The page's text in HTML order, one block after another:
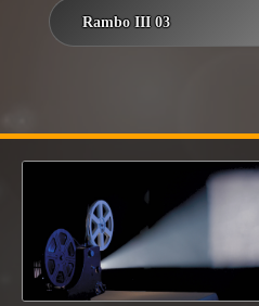
Rambo III 03